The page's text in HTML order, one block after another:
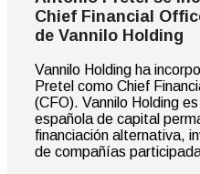
Chief Financial
de Vannilo Holding
Vannilo Holding ha
Pretel como Chief
(CFO). Vannilo Holding
española de capital
financiación alternativa,
de compañías